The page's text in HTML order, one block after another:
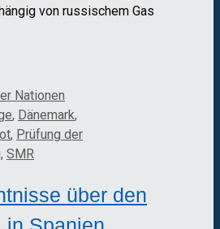
von russischem Gas
Nationen
, Dänemark,
, Prüfung der
, SMR
über den